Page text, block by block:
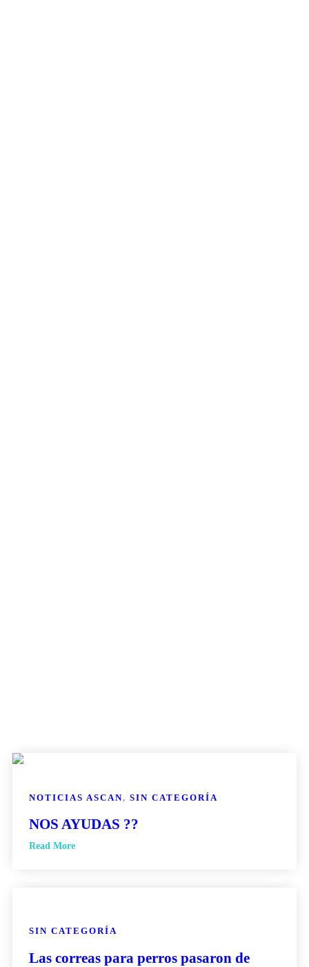
NOTICIAS ASCAN, SIN CATEGORÍA
NOS AYUDAS ??
Read More
SIN CATEGORÍA
Las correas para perros pasaron de